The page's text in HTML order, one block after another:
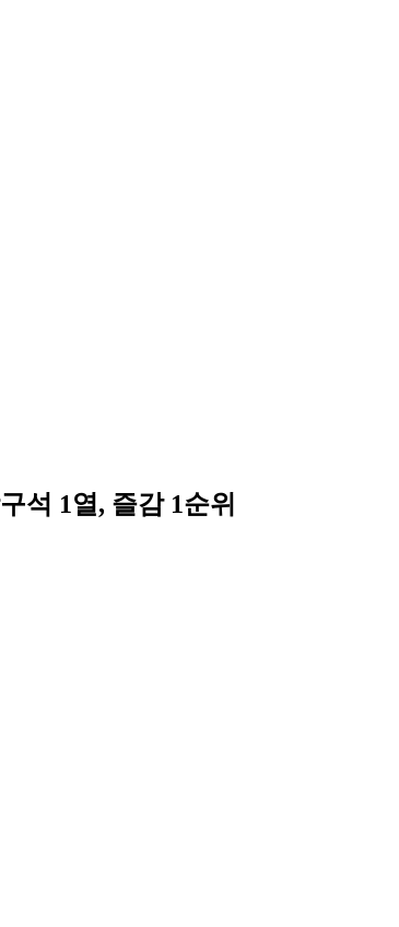
석 1열, 즐감 1순위